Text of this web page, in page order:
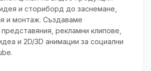
и сториборд до заснемане,
и монтаж. Създаваме
рекламни клипове,
и 2D/3D анимации за социални